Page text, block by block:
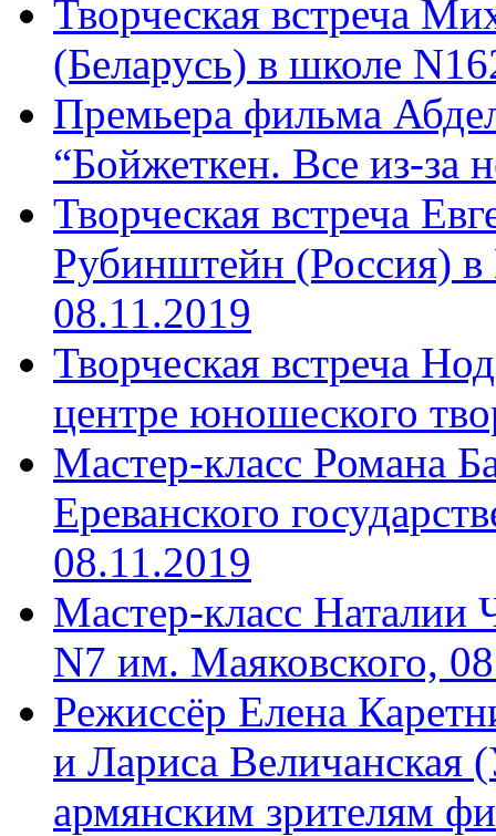
Творческая встреча
(Беларусь) в школе
Премьера фильма
“Бойжеткен. Все из-за
Творческая встреча
Рубинштейн (Россия)
08.11.2019
Творческая встреча
центре юношеского
Мастер-класс Романа
Ереванского
08.11.2019
Мастер-класс
N7 им. Маяковского,
Режиссёр Елена
и Лариса Величанская
армянским зрителям